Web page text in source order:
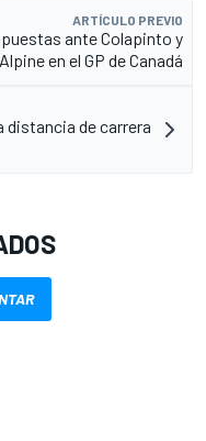
ARTÍCULO PREVIO
ante Colapinto y
Alpine en el GP de Canadá
distancia de carrera